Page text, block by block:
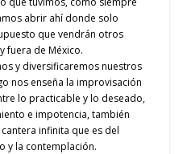
abrir ahí donde solo
que vendrán otros
fuera de México.
y diversificaremos nuestros
nos enseña la improvisación
lo practicable y lo deseado,
e impotencia, también
infinita que es del
y la contemplación.